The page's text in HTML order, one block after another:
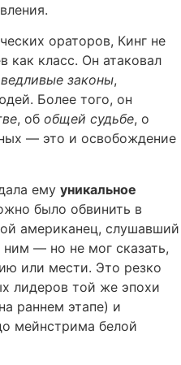
ораторов, Кинг не
как класс. Он атаковал
законы,
Более того, он
, об общей судьбе, о
— это и освобождение
ему уникальное
было обвинить в
американец, слушавший
ним — но не мог сказать,
или мести. Это резко
лидеров той же эпохи
раннем этапе) и
мейнстрима белой